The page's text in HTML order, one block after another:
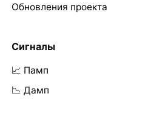
Обновления проекта
Сигналы
📈 Памп
📉 Дамп